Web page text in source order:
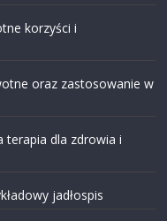
korzyści i
oraz zastosowanie w
terapia dla zdrowia i
jadłospis